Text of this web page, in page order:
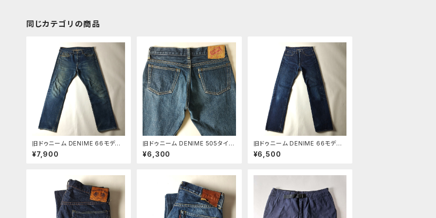
同じカテゴリの商品
旧ドゥニーム DENIME 66モデル
ボタンフライ セルビッジジーンズ
赤耳 赤タブ 紙パッチ W実寸91cm
¥7,900
旧ドゥニーム DENIME 505タイプ
セルビッジジーンズ ユニバーサル
ジッパー 赤耳 黒タブ 紙パッチ W2
¥6,300
旧ドゥニーム DENIME 66モデル
ボタンフライ セルビッジジーンズ
赤耳 赤タブ 紙パッチ W30 髭蜂の
¥6,500